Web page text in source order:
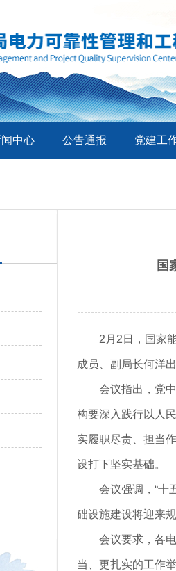
中心 公告通报 党建工
国
2月2日，国家
成员、副局长何洋
会议指出，党
构要深入践行以人
实履职尽责、担当
设打下坚实基础。
会议强调，“十
础设施建设将迎来
会议要求，各
当、更扎实的工作